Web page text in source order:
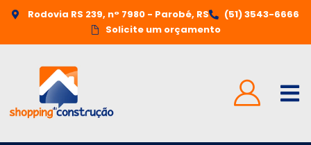
Rodovia RS 239, n° 7980 - Parobé, RS
(51) 3543-6666
Solicite um orçamento